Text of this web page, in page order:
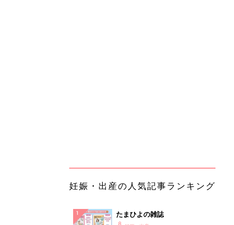
夫婦で予習する 出産の教科書
妊娠中に読みたい！3冊の「たまひ